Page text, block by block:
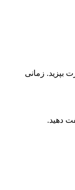
بپزید. زمانی